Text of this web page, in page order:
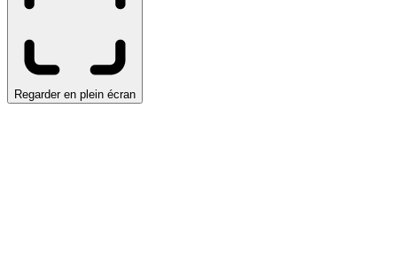
Regarder en plein écran